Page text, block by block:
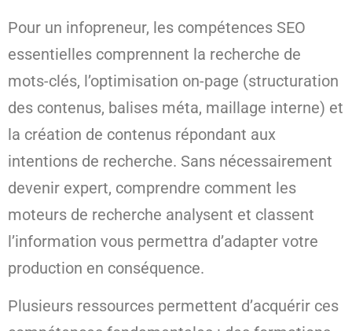
Pour un infopreneur, les compétences SEO
essentielles comprennent la recherche de
mots-clés, l’optimisation on-page (structuration
des contenus, balises méta, maillage interne) et
la création de contenus répondant aux
intentions de recherche. Sans nécessairement
devenir expert, comprendre comment les
moteurs de recherche analysent et classent
l’information vous permettra d’adapter votre
production en conséquence.
Plusieurs ressources permettent d’acquérir ces